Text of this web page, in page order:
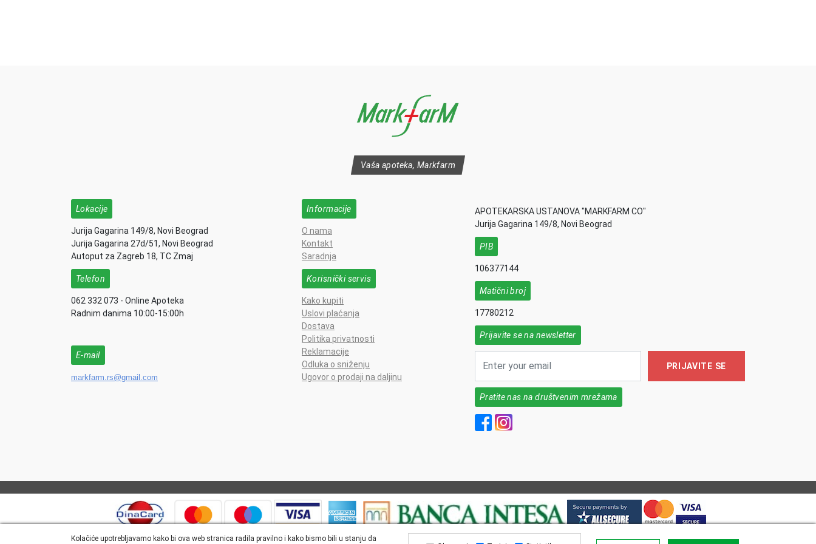
Vaša apoteka, Markfarm
Lokacije
Jurija Gagarina 149/8, Novi Beograd
Jurija Gagarina 27d/51, Novi Beograd
Autoput za Zagreb 18, TC Zmaj
Telefon
062 332 073 - Online Apoteka
Radnim danima 10:00-15:00h
E-mail
markfarm.rs@gmail.com
Informacije
O nama
Kontakt
Saradnja
Korisnički servis
Kako kupiti
Uslovi plaćanja
Dostava
Politika privatnosti
Reklamacije
Odluka o sniženju
Ugovor o prodaji na daljinu
APOTEKARSKA USTANOVA "MARKFARM CO"
Jurija Gagarina 149/8, Novi Beograd
PIB
106377144
Matični broj
17780212
Prijavite se na newsletter
PRIJAVITE SE
Pratite nas na društvenim mrežama
Kolačiće upotrebljavamo kako bi ova web stranica radila pravilno i kako bismo bili u stanju da